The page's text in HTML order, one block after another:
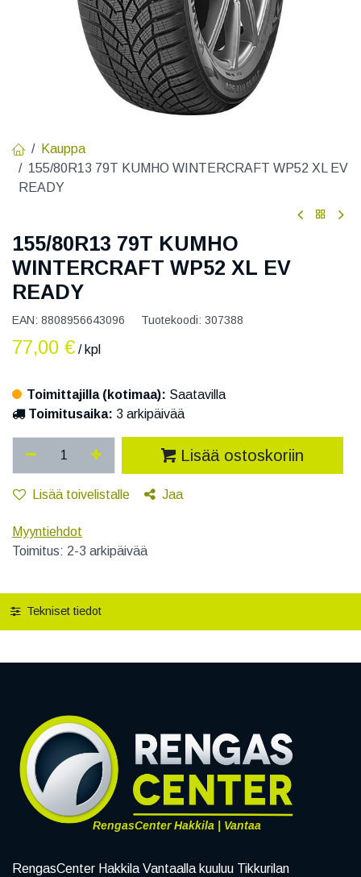
Kauppa
155/80R13 79T KUMHO WINTERCRAFT WP52 XL EV
READY
155/80R13 79T KUMHO
WINTERCRAFT WP52 XL EV
READY
EAN: 8808956643096 Tuotekoodi: 307388
77,00 € / kpl
Toimittajilla (kotimaa): Saatavilla
Toimitusaika: 3 arkipäivää
Lisää ostoskoriin
Lisää toivelistalle Jaa
Myyntiehdot
Toimitus: 2-3 arkipäivää
Tekniset tiedot
RengasCenter Hakkila | Vantaa
RengasCenter Hakkila Vantaalla kuuluu Tikkurilan